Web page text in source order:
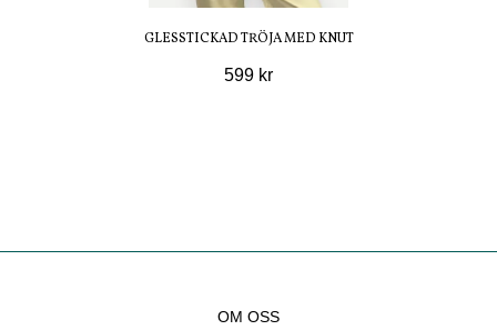
GLESSTICKAD TRÖJA MED KNUT
599 kr
OM OSS